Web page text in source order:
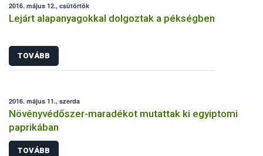
2016. május 12., csütörtök
Lejárt alapanyagokkal dolgoztak a pékségben
TOVÁBB
2016. május 11., szerda
Növényvédőszer-maradékot mutattak ki egyiptomi
paprikában
TOVÁBB